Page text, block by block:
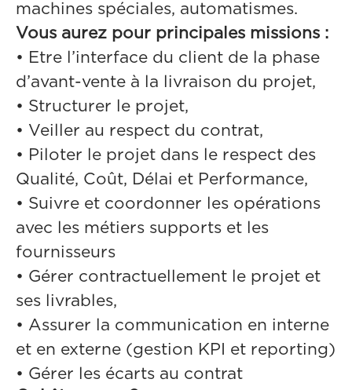
machines spéciales, automatismes.
Vous aurez pour principales missions :
• Etre l’interface du client de la phase
d’avant-vente à la livraison du projet,
• Structurer le projet,
• Veiller au respect du contrat,
• Piloter le projet dans le respect des
Qualité, Coût, Délai et Performance,
• Suivre et coordonner les opérations
avec les métiers supports et les
fournisseurs
• Gérer contractuellement le projet et
ses livrables,
• Assurer la communication en interne
et en externe (gestion KPI et reporting)
• Gérer les écarts au contrat